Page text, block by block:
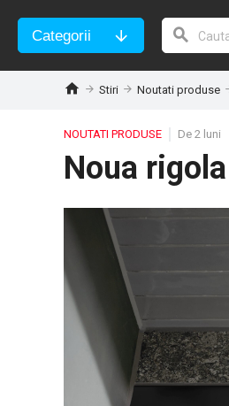
Categorii
Stiri Noutati produse
NOUTATI PRODUSE De 2 luni
Noua